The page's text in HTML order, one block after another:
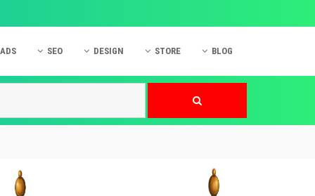
cáo Online
SEO DESIGN STORE BLOG